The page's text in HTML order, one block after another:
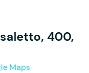
400,
Maps